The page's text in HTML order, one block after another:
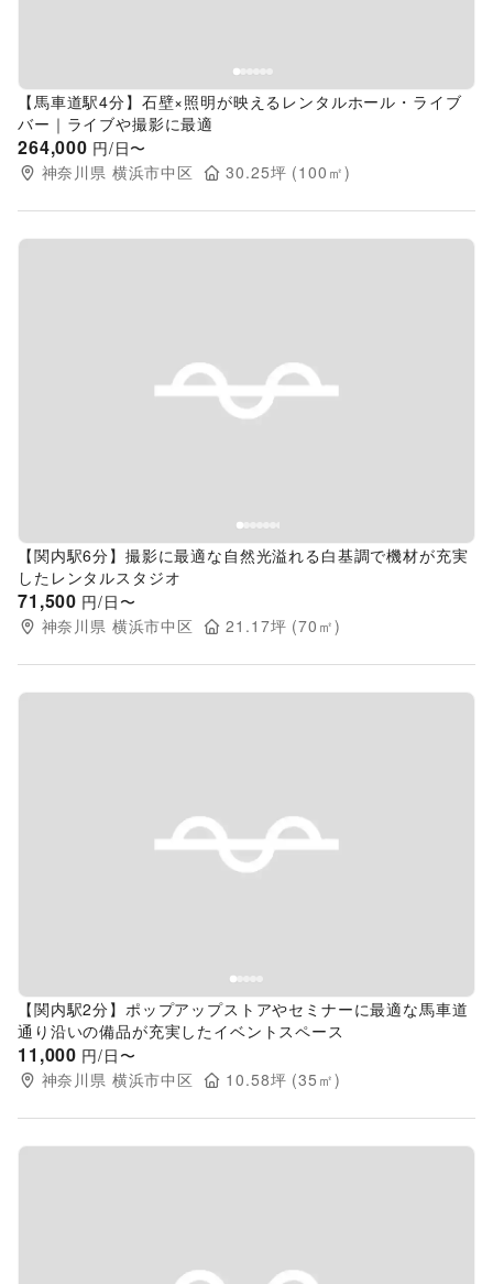
【馬車道駅4分】石壁×照明が映えるレンタルホール・ライブ
バー｜ライブや撮影に最適
264,000 円/日〜
神奈川県 横浜市中区 30.25坪 (100 ㎡)
Previous slide
【関内駅6分】撮影に最適な自然光溢れる白基調で機材が充実
したレンタルスタジオ
71,500 円/日〜
神奈川県 横浜市中区 21.17坪 (70 ㎡)
Previous slide
【関内駅2分】ポップアップストアやセミナーに最適な馬車道
通り沿いの備品が充実したイベントスペース
11,000 円/日〜
神奈川県 横浜市中区 10.58坪 (35 ㎡)